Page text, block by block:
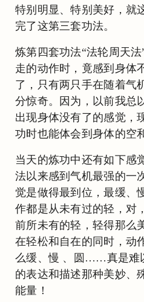
特别明显、特别美好，就
完了这第三套功法。
炼第四套功法“法轮周天
走的动作时，竟感到身体
了，只有两只手在随着气
分惊奇。因为，以前我总
出现身体没有了的感觉，
功时也能体会到身体的空
当天的炼功中还有如下感
法以来感到气机最强的一
觉是做得最到位，最缓、
作都是从未有过的轻，对
前所未有的轻，轻得那么
在轻松和自在的同时，动
么缓、慢 、圆……真是难
的表达和描述那种美妙、
能量！